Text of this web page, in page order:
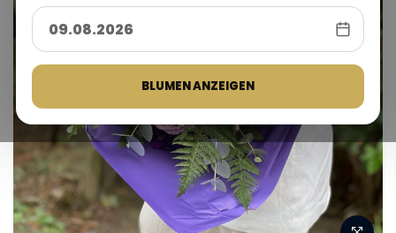
BLUMEN ANZEIGEN